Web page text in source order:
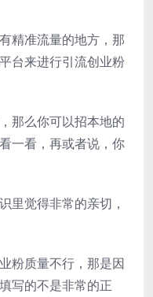
精准流量的地方，那
台来进行引流创业粉
那么你可以招本地的
一看，再或者说，你
里觉得非常的亲切，
粉质量不行，那是因
写的不是非常的正